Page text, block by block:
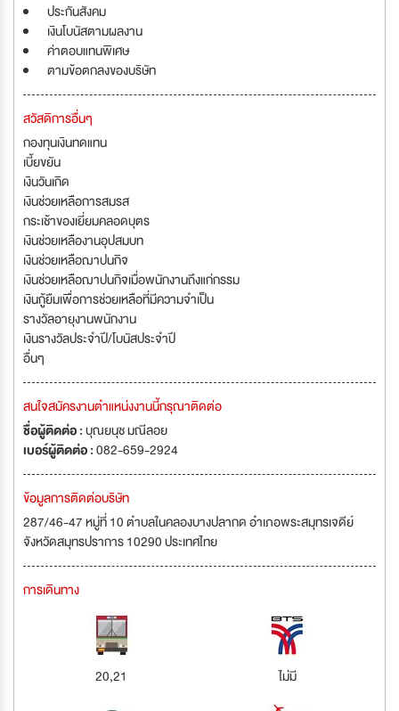
ประกันสังคม
เงินโบนัสตามผลงาน
ค่าตอบแทนพิเศษ
ตามข้อตกลงของบริษัท
สวัสดิการอื่นๆ
กองทุนเงินทดแทน
เบี้ยขยัน
เงินวันเกิด
เงินช่วยเหลือการสมรส
กระเช้าของเยี่ยมคลอดบุตร
เงินช่วยเหลืองานอุปสมบท
เงินช่วยเหลือฌาปนกิจ
เงินช่วยเหลือฌาปนกิจเมื่อพนักงานถึงแก่กรรม
เงินกู้ยืมเพื่อการช่วยเหลือที่มีความจำเป็น
รางวัลอายุงานพนักงาน
เงินรางวัลประจำปี/โบนัสประจำปี
อื่นๆ
สนใจสมัครงานตำแหน่งงานนี้กรุณาติดต่อ
ชื่อผู้ติดต่อ :บุณยนุช มณีลอย
เบอร์ผู้ติดต่อ :082-659-2924
ข้อมูลการติดต่อบริษัท
287/46-47 หมู่ที่ 10 ตำบลในคลองบางปลากด อำเภอพระสมุทรเจดีย์
จังหวัดสมุทรปราการ 10290 ประเทศไทย
การเดินทาง
20,21 ไม่มี